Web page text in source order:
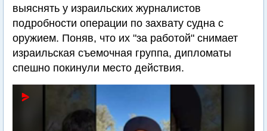
выяснять у израильских журналистов
подробности операции по захвату судна с
оружием. Поняв, что их "за работой" снимает
израильская съемочная группа, дипломаты
спешно покинули место действия.